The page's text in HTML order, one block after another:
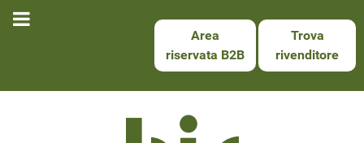
Area
riservata B2B
Trova
rivenditore